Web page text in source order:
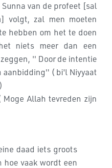
van de profeet [sal
volgt, zal men moeten
hebben om het te doen
niets meer dan een
'' Door de intentie
aanbidding'' ( bi'l Niyyaat
Allah tevreden zijn
daad iets groots
hoe vaak wordt een